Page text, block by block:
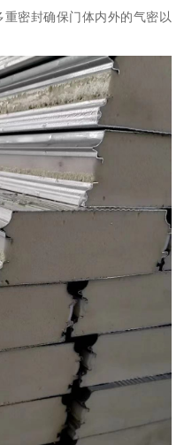
密封确保门体内外的气密以